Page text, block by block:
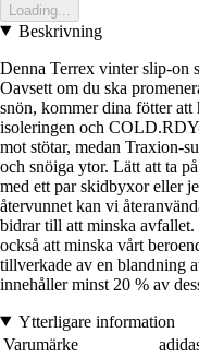
Loading...
Beskrivning
Denna Terrex vinter slip-on
Oavsett om du ska
snön, kommer dina fötter
isoleringen och
mot stötar, medan Traxion-
och snöiga ytor. Lätt att ta
med ett par skidbyxor eller
återvunnet kan vi
bidrar till att minska
också att minska vårt
tillverkade av en blandning
innehåller minst 20 % av
Ytterligare information
Varumärke